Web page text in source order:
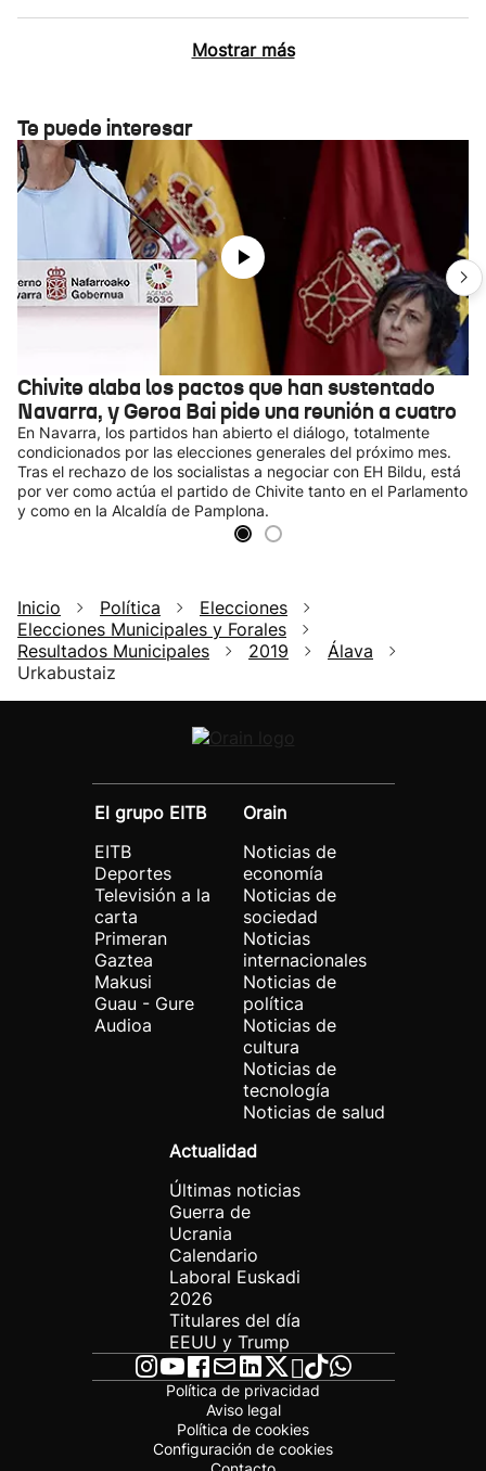
Mostrar más
Te puede interesar
Chivite alaba los pactos que han sustentado
Navarra, y Geroa Bai pide una reunión a cuatro
En Navarra, los partidos han abierto el diálogo, totalmente
condicionados por las elecciones generales del próximo mes.
Tras el rechazo de los socialistas a negociar con EH Bildu, está
por ver como actúa el partido de Chivite tanto en el Parlamento
y como en la Alcaldía de Pamplona.
Inicio Política
Elecciones
Elecciones Municipales y Forales
Resultados Municipales
2019
Álava
Urkabustaiz
El grupo EITB
EITB
Deportes
Televisión a la
carta
Primeran
Gaztea
Makusi
Guau - Gure
Audioa
Orain
Noticias de
economía
Noticias de
sociedad
Noticias
internacionales
Noticias de
política
Noticias de
cultura
Noticias de
tecnología
Noticias de salud
Actualidad
Últimas noticias
Guerra de
Ucrania
Calendario
Laboral Euskadi
2026
Titulares del día
EEUU y Trump
Política de privacidad
Aviso legal
Política de cookies
Configuración de cookies